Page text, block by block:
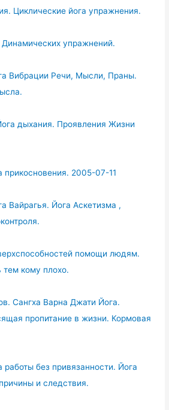
Циклические йога упражнения.
упражнений.
Вибрации Речи, Мысли, Праны.
дыхания. Проявления Жизни
прикосновения. 2005-07-11
Вайрагья. Йога Аскетизма ,
помощи людям.
кому плохо.
Сангха Варна Джати Йога.
пропитание в жизни. Кормовая
без привязанности. Йога
и следствия.